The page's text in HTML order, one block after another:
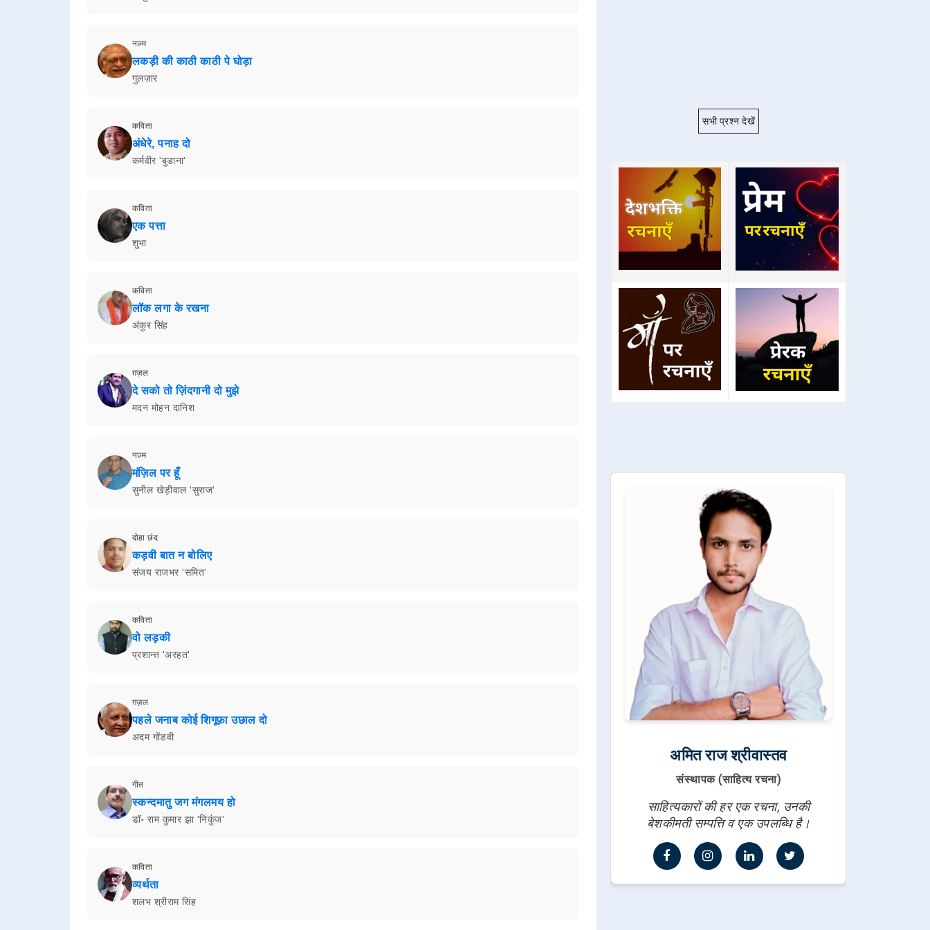
नज़्म
लकड़ी की काठी काठी पे घोड़ा
गुलज़ार
कविता
अंधेरे, पनाह दो
कर्मवीर 'बुडाना'
कविता
एक पत्ता
शुभा
कविता
लॉक लगा के रखना
अंकुर सिंह
ग़ज़ल
दे सको तो ज़िंदगानी दो मुझे
मदन मोहन दानिश
नज़्म
मंज़िल पर हूँ
सुनील खेड़ीवाल 'सुराज'
दोहा छंद
कड़वी बात न बोलिए
संजय राजभर 'समित'
कविता
वो लड़की
प्रशान्त 'अरहत'
ग़ज़ल
पहले जनाब कोई शिगूफ़ा उछाल दो
अदम गोंडवी
गीत
स्कन्दमातु जग मंगलमय हो
डॉ॰ राम कुमार झा 'निकुंज'
कविता
व्यर्थता
शलभ श्रीराम सिंह
सभी प्रश्न देखें
अमित राज श्रीवास्तव
संस्थापक (साहित्य रचना)
साहित्यकारों की हर एक रचना, उनकी
बेशकीमती सम्पत्ति व एक उपलब्धि है।